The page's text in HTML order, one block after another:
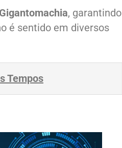
Gigantomachia, garantindo
é sentido em diversos
Tempos